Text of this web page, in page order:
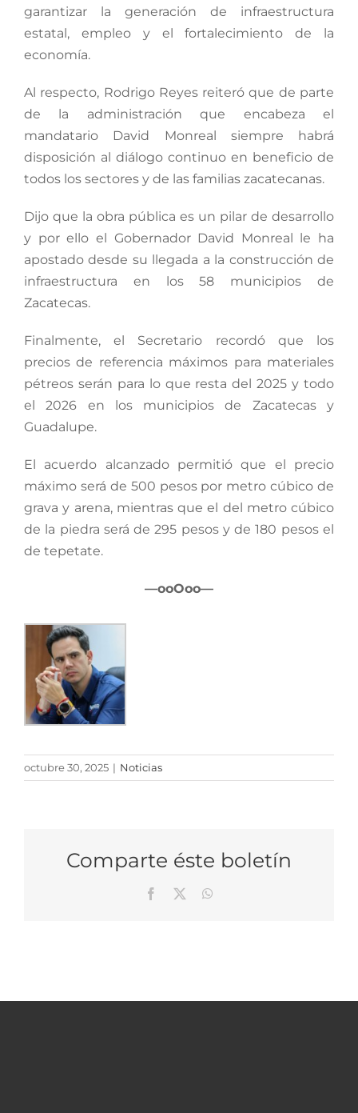
garantizar la generación de infraestructura
estatal, empleo y el fortalecimiento de la
economía.
Al respecto, Rodrigo Reyes reiteró que de parte
de la administración que encabeza el
mandatario David Monreal siempre habrá
disposición al diálogo continuo en beneficio de
todos los sectores y de las familias zacatecanas.
Dijo que la obra pública es un pilar de desarrollo
y por ello el Gobernador David Monreal le ha
apostado desde su llegada a la construcción de
infraestructura en los 58 municipios de
Zacatecas.
Finalmente, el Secretario recordó que los
precios de referencia máximos para materiales
pétreos serán para lo que resta del 2025 y todo
el 2026 en los municipios de Zacatecas y
Guadalupe.
El acuerdo alcanzado permitió que el precio
máximo será de 500 pesos por metro cúbico de
grava y arena, mientras que el del metro cúbico
de la piedra será de 295 pesos y de 180 pesos el
de tepetate.
—ooOoo—
octubre 30, 2025 | Noticias
Comparte éste boletín
Facebook